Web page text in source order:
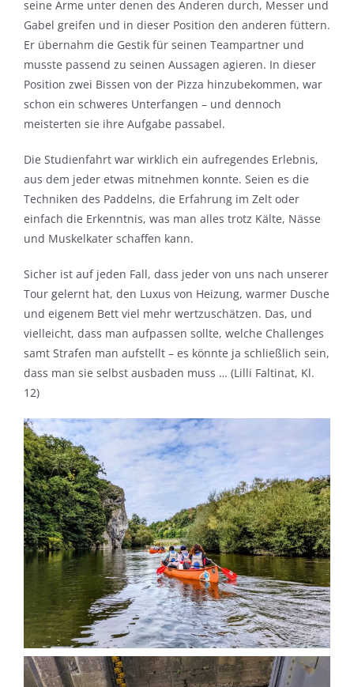
seine Arme unter denen des Anderen durch, Messer und
Gabel greifen und in dieser Position den anderen füttern.
Er übernahm die Gestik für seinen Teampartner und
musste passend zu seinen Aussagen agieren. In dieser
Position zwei Bissen von der Pizza hinzubekommen, war
schon ein schweres Unterfangen – und dennoch
meisterten sie ihre Aufgabe passabel.
Die Studienfahrt war wirklich ein aufregendes Erlebnis,
aus dem jeder etwas mitnehmen konnte. Seien es die
Techniken des Paddelns, die Erfahrung im Zelt oder
einfach die Erkenntnis, was man alles trotz Kälte, Nässe
und Muskelkater schaffen kann.
Sicher ist auf jeden Fall, dass jeder von uns nach unserer
Tour gelernt hat, den Luxus von Heizung, warmer Dusche
und eigenem Bett viel mehr wertzuschätzen. Das, und
vielleicht, dass man aufpassen sollte, welche Challenges
samt Strafen man aufstellt – es könnte ja schließlich sein,
dass man sie selbst ausbaden muss … (Lilli Faltinat, Kl.
12)